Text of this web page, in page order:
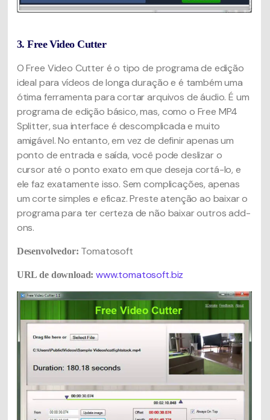
3. Free Video Cutter
O Free Video Cutter é o tipo de programa de edição
ideal para vídeos de longa duração e é também uma
ótima ferramenta para cortar arquivos de áudio. É um
programa de edição básico, mas, como o Free MP4
Splitter, sua interface é descomplicada e muito
amigável. No entanto, em vez de definir apenas um
ponto de entrada e saída, você pode deslizar o
cursor até o ponto exato em que deseja cortá-lo, e
ele faz exatamente isso. Sem complicações, apenas
um corte simples e eficaz. Preste atenção ao baixar o
programa para ter certeza de não baixar outros add-
ons.
Desenvolvedor: Tomatosoft
URL de download: www.tomatosoft.biz